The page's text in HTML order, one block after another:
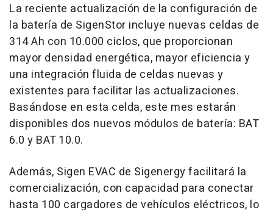
La reciente actualización de la configuración de
la batería de SigenStor incluye nuevas celdas de
314 Ah con 10.000 ciclos, que proporcionan
mayor densidad energética, mayor eficiencia y
una integración fluida de celdas nuevas y
existentes para facilitar las actualizaciones.
Basándose en esta celda, este mes estarán
disponibles dos nuevos módulos de batería: BAT
6.0 y BAT 10.0.
Además, Sigen EVAC de Sigenergy facilitará la
comercialización, con capacidad para conectar
hasta 100 cargadores de vehículos eléctricos, lo